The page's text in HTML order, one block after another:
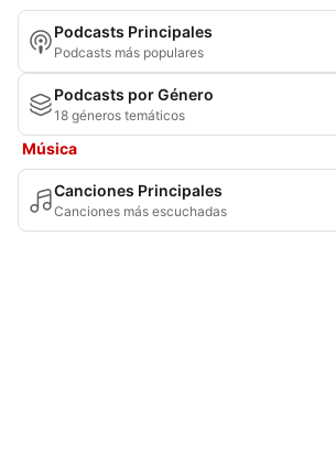
Podcasts Principales
Podcasts más populares
Podcasts por Género
18 géneros temáticos
Música
Canciones Principales
Canciones más escuchadas